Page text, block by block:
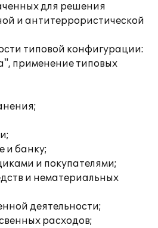
для решения
и антитеррористической
типовой конфигурации:
применение типовых
и банку;
и покупателями;
и нематериальных
деятельности;
расходов;